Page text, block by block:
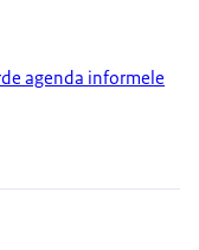
agenda informele